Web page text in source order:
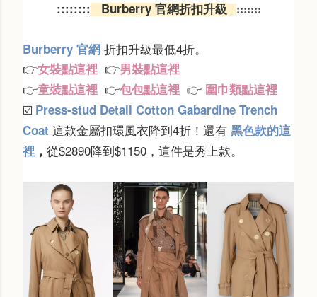
::::::::Burberry 官網折扣升級 :::::::
Burberry 官網 折扣升級最低4折。
👉女裝點這裡 👉男裝點這裡
👉童裝點這裡 👉包包點這裡 👉 圍巾類點這裡
☑️ Press-stud Detail Cotton Gabardine Trench
Coat 這款金屬扣環風衣降到4折！還有 黑色款的這
裡 ， 從$2890降到$1150，這件是秀上款。